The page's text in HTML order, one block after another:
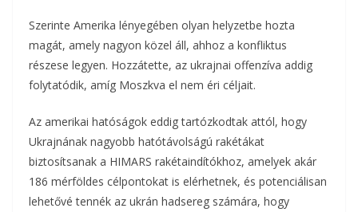
Szerinte Amerika lényegében olyan helyzetbe hozta
magát, amely nagyon közel áll, ahhoz a konfliktus
részese legyen. Hozzátette, az ukrajnai offenzíva addig
folytatódik, amíg Moszkva el nem éri céljait.
Az amerikai hatóságok eddig tartózkodtak attól, hogy
Ukrajnának nagyobb hatótávolságú rakétákat
biztosítsanak a HIMARS rakétaindítókhoz, amelyek akár
186 mérföldes célpontokat is elérhetnek, és potenciálisan
lehetővé tennék az ukrán hadsereg számára, hogy